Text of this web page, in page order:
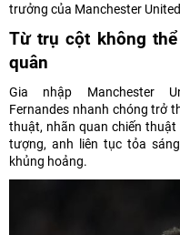
trưởng của Manchester
Từ trụ cột không
quân
Gia nhập Manchester
Fernandes nhanh chóng trở
thuật, nhãn quan chiến thuật
tượng, anh liên tục tỏa
khủng hoảng.
Lịch sử đối đầu
Xem tuổi hợp